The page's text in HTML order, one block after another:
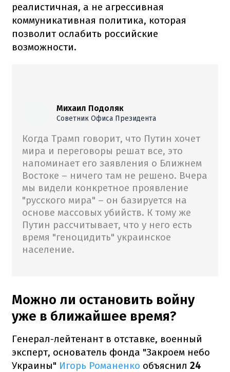
реалистичная, а не агрессивная
коммуникативная политика, которая
позволит ослабить российские
возможности.
Михаил Подоляк
Советник Офиса Президента
Когда Трамп говорит, что Путин хочет
мира и переговоры решат все, это
напоминает его заявления о Ближнем
Востоке – ничего там не решено. Вчера
мы видели конкретное проявление
"русского мира" – он базируется на
основе массовых убийств. К тому же
Путин рассчитывает, что у него есть
время "геноцидить" украинское
население.
Можно ли остановить войну
уже в ближайшее время?
Генерал-лейтенант в отставке, военный
эксперт, основатель фонда "Закроем небо
Украины" Игорь Романенко объяснил 24